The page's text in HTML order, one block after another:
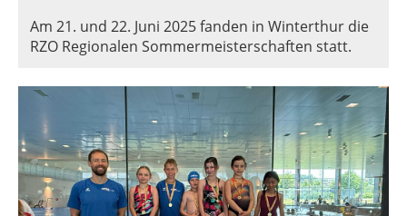
Am 21. und 22. Juni 2025 fanden in Winterthur die
RZO Regionalen Sommermeisterschaften statt.